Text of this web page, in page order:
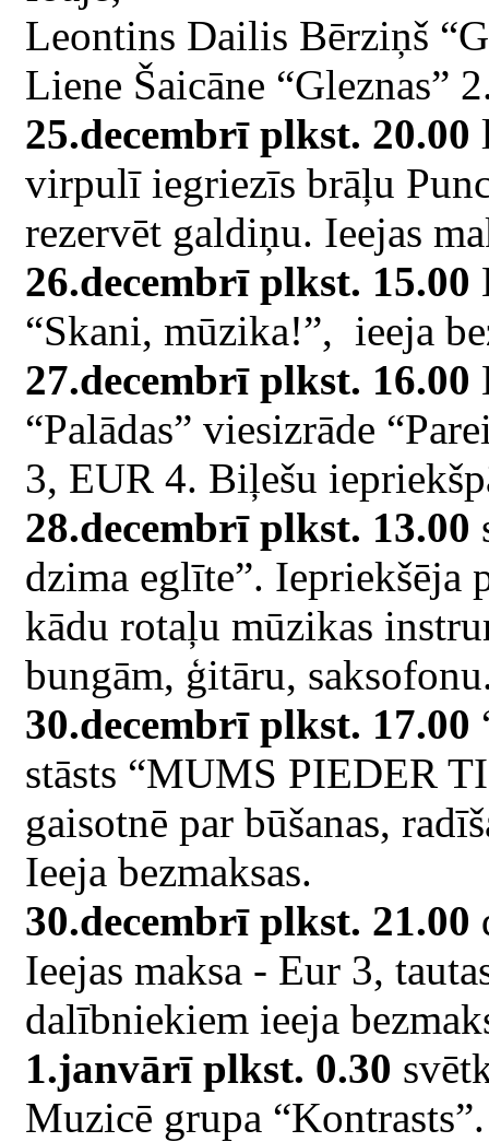
Leontins Dailis Bērziņš
Liene Šaicāne “Gleznas”
25.decembrī plkst. 20.00
virpulī iegriezīs brāļu
rezervēt galdiņu. Ieejas
26.decembrī plkst. 15.00
“Skani, mūzika!”, ieeja
27.decembrī plkst. 16.00
“Palādas” viesizrāde
3, EUR 4. Biļešu
28.decembrī plkst. 13.00
dzima eglīte”. Iepriekšēja
kādu rotaļu mūzikas
bungām, ģitāru,
30.decembrī plkst. 17.00
stāsts “MUMS PIEDER
gaisotnē par būšanas,
Ieeja bezmaksas.
30.decembrī plkst. 21.00
Ieejas maksa - Eur 3,
dalībniekiem ieeja
1.janvārī plkst. 0.30
Muzicē grupa “Kontrasts”.